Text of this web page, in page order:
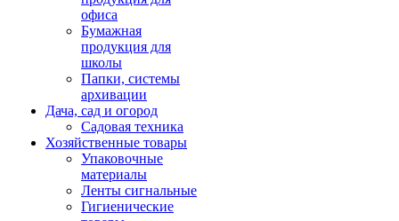
офиса
Бумажная
продукция для
школы
Папки, системы
архивации
Дача, сад и огород
Садовая техника
Хозяйственные товары
Упаковочные
материалы
Ленты сигнальные
Гигиенические